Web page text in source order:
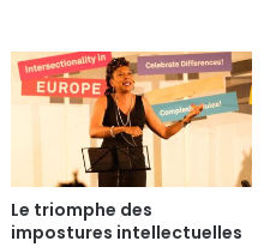
Le triomphe des
impostures intellectuelles